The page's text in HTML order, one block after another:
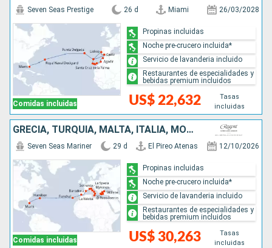
Comidas incluidas
Seven Seas Prestige 26 d Miami 26/03/2028
US$ 22,632
Tasas
incluidas
Propinas incluidas
Noche pre-crucero incluida*
Servicio de lavanderia incluido
Restaurantes de especialidades y
bebidas premium incluidos
GRECIA, TURQUÍA, MALTA, ITALIA, MONACO, ESPAÑA, PORTUGAL, REINO UNIDO, ESTADOS UNIDOS
Comidas incluidas
Seven Seas Mariner 29 d El Pireo Atenas 12/10/2026
US$ 30,263
Tasas
incluidas
Propinas incluidas
Noche pre-crucero incluida*
Servicio de lavanderia incluido
Restaurantes de especialidades y
bebidas premium incluidos